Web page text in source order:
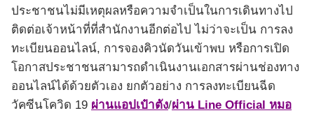
ประชาชนไม่มีเหตุผลหรือความจำเป็นในการเดินทางไป
ติดต่อเจ้าหน้าที่ที่สำนักงานอีกต่อไป ไม่ว่าจะเป็น การลง
ทะเบียนออนไลน์, การจองคิวนัดวันเข้าพบ หรือการเปิด
โอกาสประชาชนสามารถดำเนินงานเอกสารผ่านช่องทาง
ออนไลน์ได้ด้วยตัวเอง ยกตัวอย่าง การลงทะเบียนฉีด
วัคซีนโควิด 19 ผ่านแอปเป๋าตัง/ผ่าน Line Official หมอ